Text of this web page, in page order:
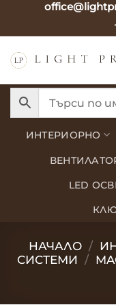
ИНТЕРИОРНО
LED
НАЧАЛО /
СИСТЕМИ /